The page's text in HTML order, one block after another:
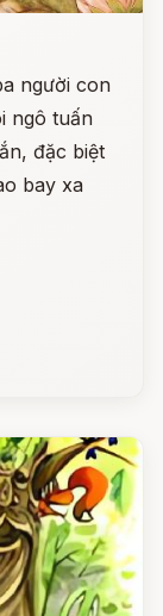
người con
ngô tuấn
đặc biệt
bay xa